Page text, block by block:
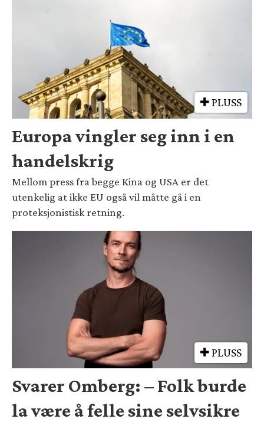
PLUSS
Europa vingler seg inn i en
handelskrig
Mellom press fra begge Kina og USA er det
utenkelig at ikke EU også vil måtte gå i en
proteksjonistisk retning.
PLUSS
Svarer Omberg: – Folk burde
la være å felle sine selvsikre